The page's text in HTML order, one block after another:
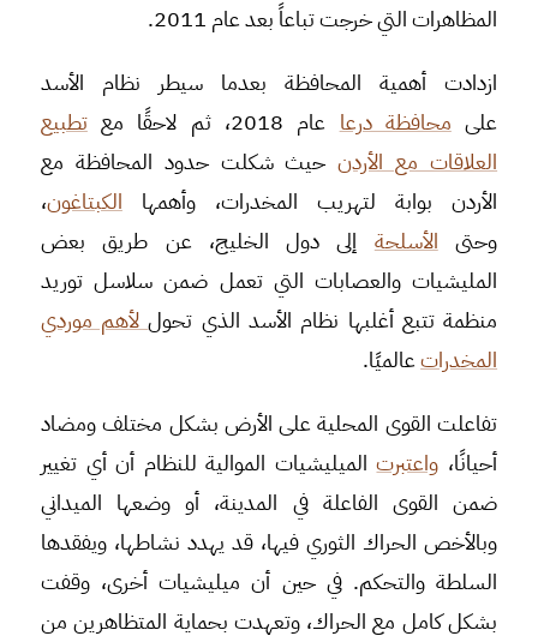
المظاهرات التي خرجت تباعاً بعد عام 2011.
ازدادت أهمية المحافظة بعدما سيطر نظام الأسد
على محافظة درعا عام 2018، ثم لاحقًا مع
تطبيع
العلاقات مع الأردن حيث شكلت حدود المحافظة مع
الأردن بوابة لتهريب المخدرات، وأهمها
الكبتاغون،
وحتى الأسلحة إلى دول الخليج، عن طريق بعض
المليشيات والعصابات التي تعمل ضمن سلاسل توريد
منظمة تتبع أغلبها نظام الأسد الذي تحوللأهم موردي
المخدراتعالميًا.
تفاعلت القوى المحلية على الأرض بشكل مختلف ومضاد
أحيانًا، واعتبرتالميليشيات الموالية للنظام أن أي تغيير
ضمن القوى الفاعلة في المدينة، أو وضعها الميداني
وبالأخص الحراك الثوري فيها، قد يهدد نشاطها، ويفقدها
السلطة والتحكم. في حين أن ميليشيات أخرى، وقفت
بشكل كامل مع الحراك، وتعهدت بحماية المتظاهرين من